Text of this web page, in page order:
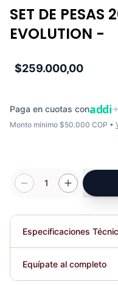
SET DE PESAS
EVOLUTION -
$259.000,00
Paga en cuotas conaddi→
Monto mínimo $50.000 COP •
1
Especificaciones
Plegable
Equípate al completo